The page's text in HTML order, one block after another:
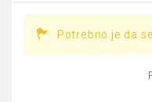
Potrebno je da